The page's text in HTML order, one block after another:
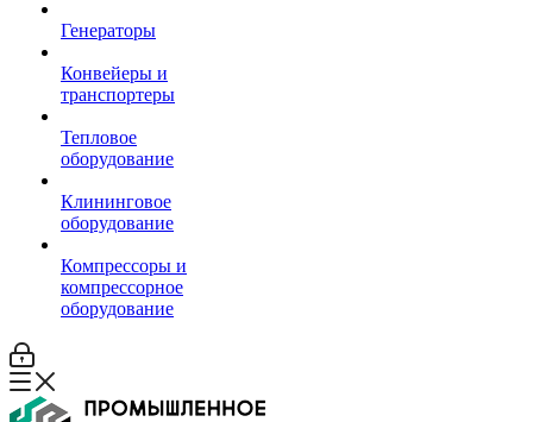
Генераторы
Конвейеры и
транспортеры
Тепловое
оборудование
Клининговое
оборудование
Компрессоры и
компрессорное
оборудование